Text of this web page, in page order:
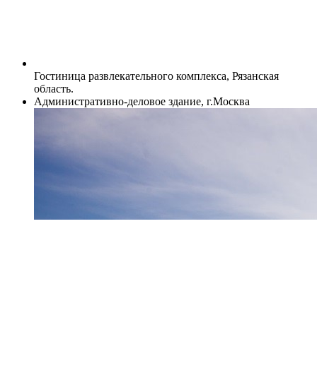
Гостиница развлекательного комплекса, Рязанская
область.
Административно-деловое здание, г.Москва